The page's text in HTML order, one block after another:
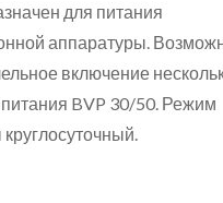
для питания
аппаратуры.
включение
питания BVP 30/50. Режим